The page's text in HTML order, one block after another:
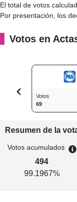
El total de votos
Por presentación, los
Votos en
Votos
69
Resumen de la
Votos acumulados
494
99.1967%